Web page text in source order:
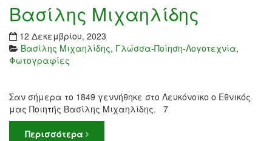
Βασίλης Μιχαηλίδης
12 Δεκεμβρίου, 2023
Βασίλης Μιχαηλίδης, Γλώσσα-Ποίηση-Λογοτεχνία,
Φωτογραφίες
Σαν σήμερα το 1849 γεννήθηκε στο Λευκόνοικο ο Εθνικός
μας Ποιητής Βασίλης Μιχαηλίδης. 7
Περισσότερα